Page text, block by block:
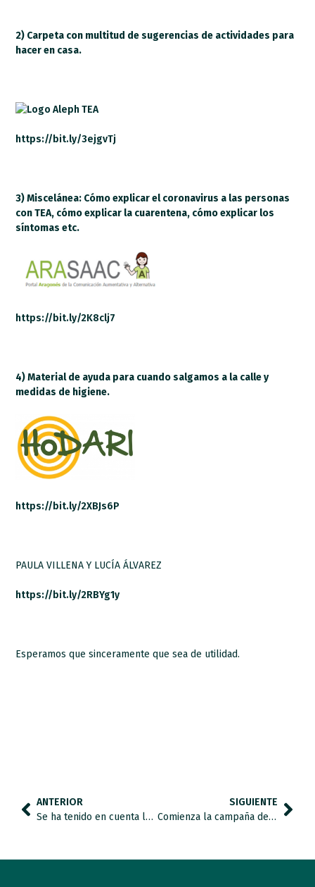
2) Carpeta con multitud de sugerencias de actividades para
hacer en casa.
https://bit.ly/3ejgvTj
3) Miscelánea: Cómo explicar el coronavirus a las personas
con TEA, cómo explicar la cuarentena, cómo explicar los
síntomas etc.
https://bit.ly/2K8clj7
4) Material de ayuda para cuando salgamos a la calle y
medidas de higiene.
https://bit.ly/2XBJs6P
PAULA VILLENA Y LUCÍA ÁLVAREZ
https://bit.ly/2RBYg1y
Esperamos que sinceramente que sea de utilidad.
ANTERIOR
Se ha tenido en cuenta la demanda que desde el movimiento asociativo del autismo estábamos haciendo al Ministerio de Sanidad
SIGUIENTE
Comienza la campaña del Día Mundial de Concienciación sobre el Autismo